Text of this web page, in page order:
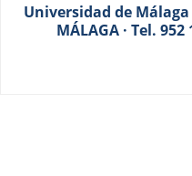
Universidad de Málaga
MÁLAGA · Tel.